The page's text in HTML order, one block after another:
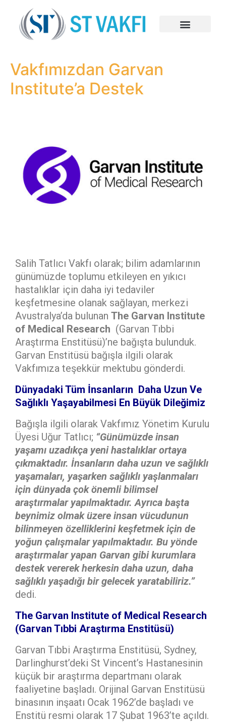
Vakfımızdan Garvan
Institute’a Destek
Salih Tatlıcı Vakfı olarak; bilim adamlarının
günümüzde toplumu etkileyen en yıkıcı
hastalıklar için daha iyi tedaviler
keşfetmesine olanak sağlayan, merkezi
Avustralya’da bulunan The Garvan Institute
of Medical Research (Garvan Tıbbi
Araştırma Enstitüsü)’ne bağışta bulunduk.
Garvan Enstitüsü bağışla ilgili olarak
Vakfımıza teşekkür mektubu gönderdi.
Dünyadaki Tüm İnsanların Daha Uzun Ve
Sağlıklı Yaşayabilmesi En Büyük Dileğimiz
Bağışla ilgili olarak Vakfımız Yönetim Kurulu
Üyesi Uğur Tatlıcı; “Günümüzde insan
yaşamı uzadıkça yeni hastalıklar ortaya
çıkmaktadır. İnsanların daha uzun ve sağlıklı
yaşamaları, yaşarken sağlıklı yaşlanmaları
için dünyada çok önemli bilimsel
araştırmalar yapılmaktadır. Ayrıca başta
beynimiz olmak üzere insan vücudunun
bilinmeyen özelliklerini keşfetmek için de
yoğun çalışmalar yapılmaktadır. Bu yönde
araştırmalar yapan Garvan gibi kurumlara
destek vererek herkesin daha uzun, daha
sağlıklı yaşadığı bir gelecek yaratabiliriz.”
dedi.
The Garvan Institute of Medical Research
(Garvan Tıbbi Araştırma Enstitüsü)
Garvan Tıbbi Araştırma Enstitüsü, Sydney,
Darlinghurst’deki St Vincent’s Hastanesinin
küçük bir araştırma departmanı olarak
faaliyetine başladı. Orijinal Garvan Enstitüsü
binasının inşaatı Ocak 1962’de başladı ve
Enstitü resmi olarak 17 Şubat 1963’te açıldı.